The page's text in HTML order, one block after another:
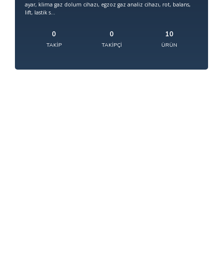
ayar, klima gaz dolum cihazı, egzoz gaz analiz cihazı, rot, balans,
lift, lastik s...
0
TAKIP
0
TAKIPÇI
10
ÜRÜN